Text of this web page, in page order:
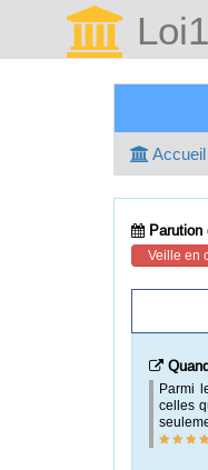
Accueil
Parution
Veille en
Parmi
celles